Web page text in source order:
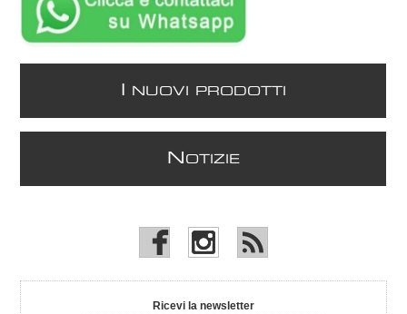
NUOVI PRODOTTI
N OTIZIE
Ricevi la newsletter